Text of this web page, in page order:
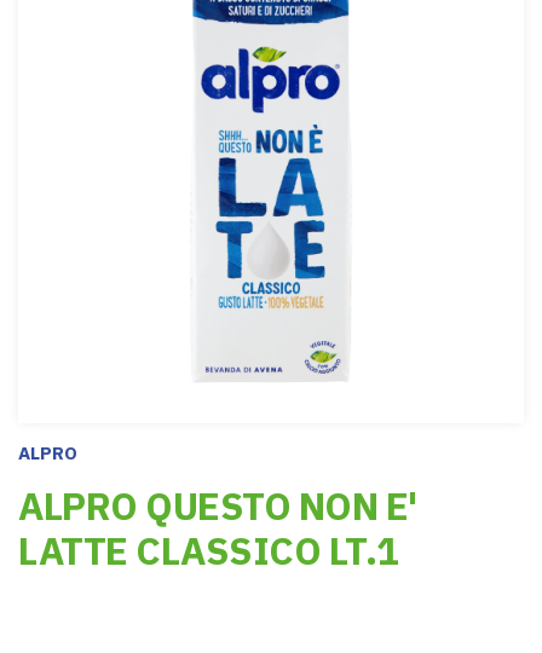
ALPRO
ALPRO QUESTO NON E'
LATTE CLASSICO LT.1